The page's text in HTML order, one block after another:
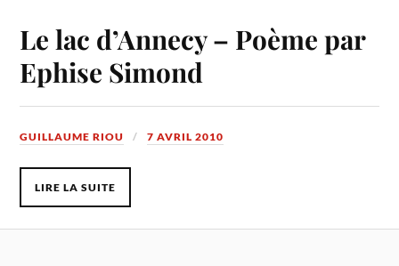
Le lac d’Annecy – Poème par
Ephise Simond
GUILLAUME RIOU 7 AVRIL 2010
LIRE LA SUITE